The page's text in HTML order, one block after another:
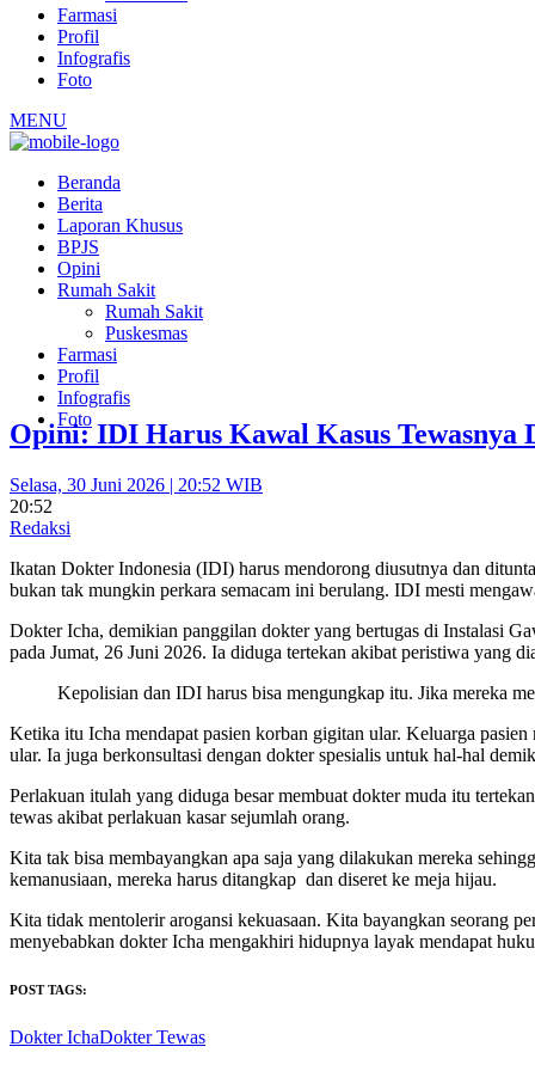
Farmasi
Profil
Infografis
Foto
MENU
Beranda
Berita
Laporan Khusus
BPJS
Opini
Rumah Sakit
Rumah Sakit
Puskesmas
Farmasi
Profil
Infografis
Foto
Opini: IDI Harus Kawal Kasus Tewasnya
Selasa, 30 Juni 2026 | 20:52 WIB
20:52
Redaksi
Ikatan Dokter Indonesia (IDI) harus mendorong diusutnya dan
bukan tak mungkin perkara semacam ini berulang. IDI mesti
Dokter Icha, demikian panggilan dokter yang bertugas di Instalasi
pada Jumat, 26 Juni 2026. Ia diduga tertekan akibat peristiwa yang
Kepolisian dan IDI harus bisa mengungkap itu. Jika mereka
Ketika itu Icha mendapat pasien korban gigitan ular. Keluarga
ular. Ia juga berkonsultasi dengan dokter spesialis untuk hal-hal
Perlakuan itulah yang diduga besar membuat dokter muda itu
tewas akibat perlakuan kasar sejumlah orang.
Kita tak bisa membayangkan apa saja yang dilakukan mereka
kemanusiaan, mereka harus ditangkap dan diseret ke meja hijau.
Kita tidak mentolerir arogansi kekuasaan. Kita bayangkan seorang
menyebabkan dokter Icha mengakhiri hidupnya layak mendapat
POST TAGS:
Dokter IchaDokter Tewas